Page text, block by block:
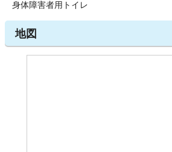
身体障害者用トイレ
地図